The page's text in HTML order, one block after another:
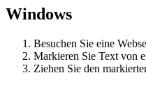
Windows
Besuchen Sie eine
Markieren Sie Text von
Ziehen Sie den